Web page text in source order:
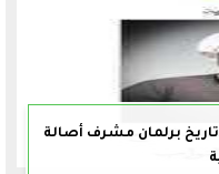
برلمان مشرف أصالة